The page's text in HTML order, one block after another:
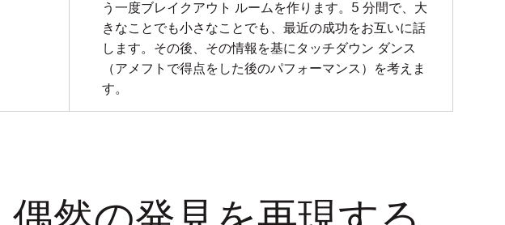
う一度ブレイクアウト ルームを作ります。5 分間で、大
きなことでも小さなことでも、最近の成功をお互いに話
します。その後、その情報を基にタッチダウン ダンス
（アメフトで得点をした後のパフォーマンス）を考えま
す。